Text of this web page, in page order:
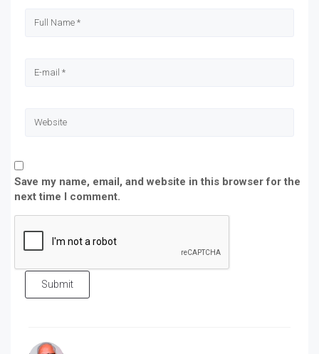
Save my name, email, and website in this browser for the
next time I comment.
Submit